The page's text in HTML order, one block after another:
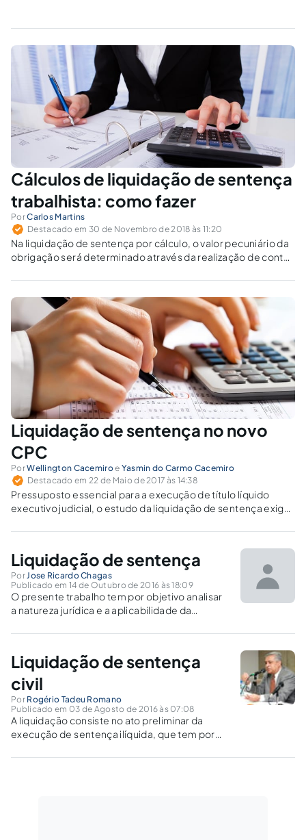
Cálculos de liquidação de sentença
trabalhista: como fazer
PorCarlos Martins
Destacado em 30 de Novembro de 2018 às 11:20
Na liquidação de sentença por cálculo, o valor pecuniário da
obrigação será determinado através da realização de contas
utilizados. Saiba quais são eles.
Liquidação de sentença no novo
CPC
PorWellington Cacemiroe Yasmin do Carmo Cacemiro
Destacado em 22 de Maio de 2017 às 14:38
Pressuposto essencial para a execução de título líquido
executivo judicial, o estudo da liquidação de sentença exige
13.105/2015
Liquidação de sentença
PorJose Ricardo Chagas
Publicado em 14 de Outubro de 2016 às 18:09
O presente trabalho tem por objetivo analisar
a natureza jurídica e a aplicabilidade da
permite abrir o momento processual
Liquidação de sentença
civil
Por Rogério Tadeu Romano
Publicado em 03 de Agosto de 2016 às 07:08
A liquidação consiste no ato preliminar da
execução de sentença ilíquida, que tem por
condenação. Pode ser realizada por meio de